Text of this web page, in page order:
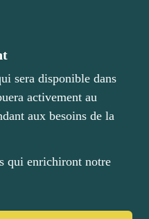
don
sera disponible dans
activement au
aux besoins de la
qui enrichiront notre